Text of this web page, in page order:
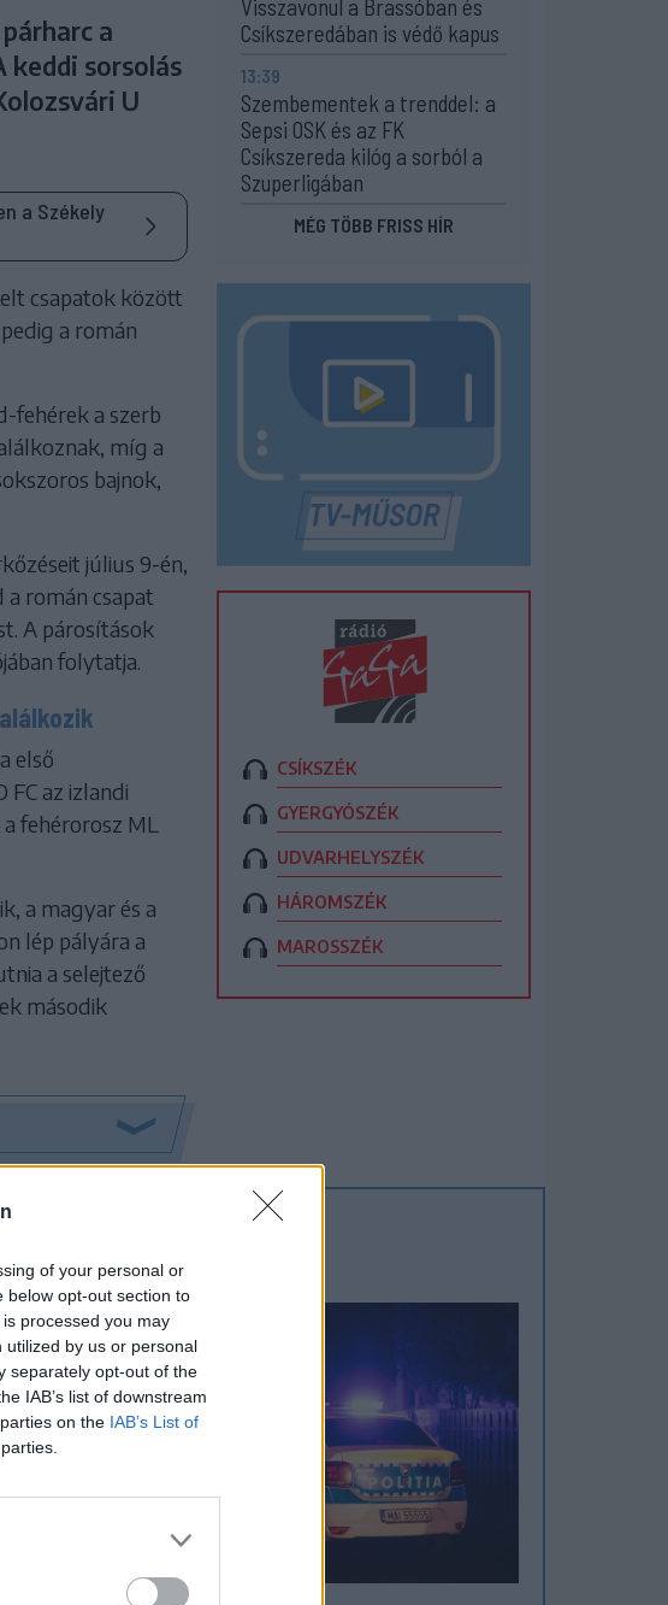
of your personal or
below opt-out section to
processed you may
by us or personal
separately opt-out of the
IAB’s list of downstream
on the IAB’s List of
a
keddi sorsolás
U
a Székely
csapatok között
a román
fehérek a szerb
míg a
bajnok,
július 9-én,
a román csapat
A párosítások
folytatja.
első
FC az izlandi
fehérorosz ML
a magyar és a
lép pályára a
a selejtező
második
Visszavonul a Brassóban és
Csíkszeredában is védő kapus
13:39
Szembementek a trenddel: a
Sepsi OSK és az FK
Csíkszereda kilóg a sorból a
Szuperligában
MÉG TÖBB FRISS HÍR
CSÍKSZÉK
GYERGYÓSZÉK
UDVARHELYSZÉK
HÁROMSZÉK
MAROSSZÉK